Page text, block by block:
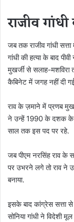
राजीव
जब तक राजीव गांधी
गांधी की हत्या के बाद
मुखर्जी से सलाह-मशविरा
कैबिनेट में जगह नहीं दी
राव के ज़माने में प्रणब
ने उन्हें 1990 के दशक के
साल तक इस पद पर रहे.
जब पीएम नरसिंह राव के
पर उभरने लगे तो राव ने
बनाया.
इसके बाद कांग्रेस सत्ता
सोनिया गांधी ने विदेशी